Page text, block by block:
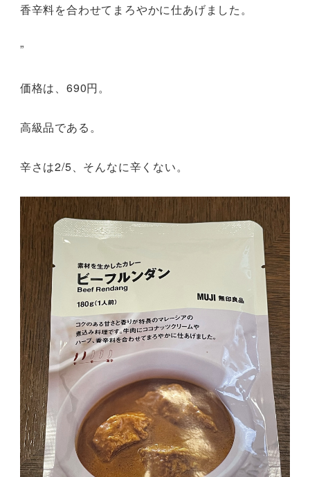
香辛料を合わせてまろやかに仕あげました。
”
価格は、690円。
高級品である。
辛さは2/5、そんなに辛くない。